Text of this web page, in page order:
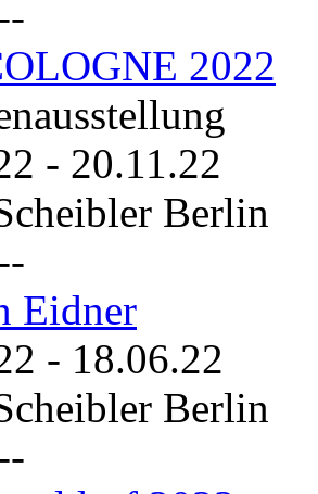
2022
- 20.11.22
Berlin
Eidner
- 18.06.22
Berlin